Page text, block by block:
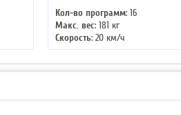
Кол-во программ: 16
Макс. вес: 181 кг
Скорость: 20 км/ч
Мощность двигателя: 5 л.с.
Регулировка угла наклона:
автоматическая